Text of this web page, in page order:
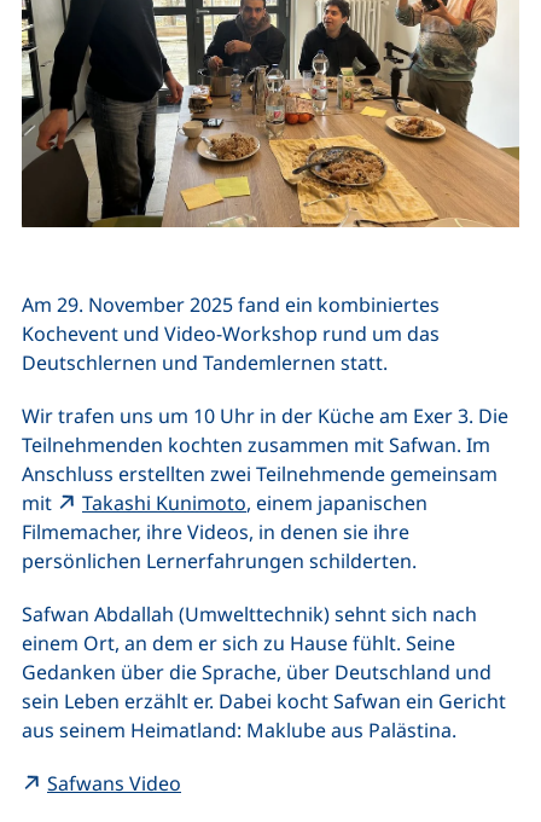
Am 29. November 2025 fand ein kombiniertes
Kochevent und Video-Workshop rund um das
Deutschlernen und Tandemlernen statt.
Wir trafen uns um 10 Uhr in der Küche am Exer 3. Die
Teilnehmenden kochten zusammen mit Safwan. Im
Anschluss erstellten zwei Teilnehmende gemeinsam
mit
Takashi Kunimoto(externer Link, öffnet neues
, einem japanischen
Filmemacher, ihre Videos, in denen sie ihre
persönlichen Lernerfahrungen schilderten.
Safwan Abdallah (Umwelttechnik) sehnt sich nach
einem Ort, an dem er sich zu Hause fühlt. Seine
Gedanken über die Sprache, über Deutschland und
sein Leben erzählt er. Dabei kocht Safwan ein Gericht
aus seinem Heimatland: Maklube aus Palästina.
Safwans Video